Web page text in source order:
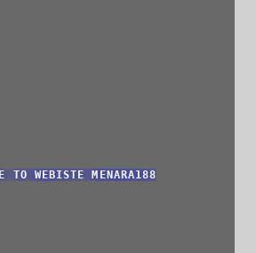
TO WEBISTE MENARA188